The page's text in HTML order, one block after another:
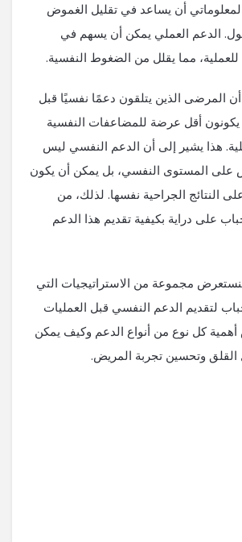
أن يساعد في تقليل الغموض
الدعم العملي يمكن أن يسهم في
مما يقلل من الضغوط النفسية.
المرضى الذين يتلقون دعمًا نفسيًا قبل
يكونون أقل عرضة للمضاعفات النفسية
هذا يشير إلى أن الدعم النفسي ليس
على المستوى النفسي، بل يمكن أن يكون
على النتائج الجراحية نفسها. لذلك، من
على دراية بكيفية تقديم هذا الدعم
مجموعة من الاستراتيجيات التي
لتقديم الدعم النفسي قبل العمليات
كل نوع من أنواع الدعم وكيف يمكن
وتحسين تجربة المريض.